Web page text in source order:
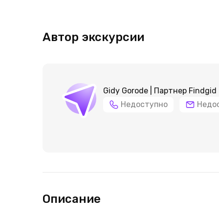
Автор экскурсии
Gidy Gorode | Партнер Findgid
Недоступно
Описание